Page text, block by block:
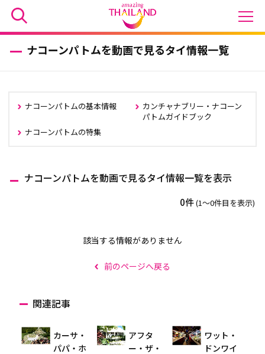
ナコーンパトムを動画で見るタイ情報一覧
ナコーンパトムの基本情報
カンチャナブリー・ナコーン
パトムガイドブック
ナコーンパトムの特集
ナコーンパトムを動画で見るタイ情報一覧を表示
0件(1〜0件目を表示)
該当する情報がありません
前のページへ戻る
関連記事
カーサ・
パパ・ホ
アフタ
ー・ザ・
ワット・
ドンワイ